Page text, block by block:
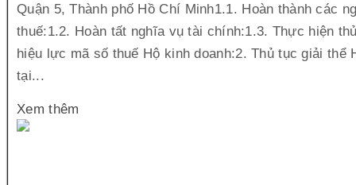
Quận 5, Thành phố Hồ Chí Minh1.1. Hoàn thành các
thuế:1.2. Hoàn tất nghĩa vụ tài chính:1.3. Thực hiện
hiệu lực mã số thuế Hộ kinh doanh:2. Thủ tục giải thể
tại...
Xem thêm